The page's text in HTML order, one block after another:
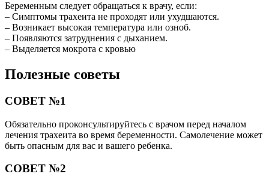
Беременным следует обращаться к врачу, если:
– Симптомы трахеита не проходят или ухудшаются.
– Возникает высокая температура или озноб.
– Появляются затруднения с дыханием.
– Выделяется мокрота с кровью
Полезные советы
СОВЕТ №1
Обязательно проконсультируйтесь с врачом перед началом
лечения трахеита во время беременности. Самолечение может
быть опасным для вас и вашего ребенка.
СОВЕТ №2